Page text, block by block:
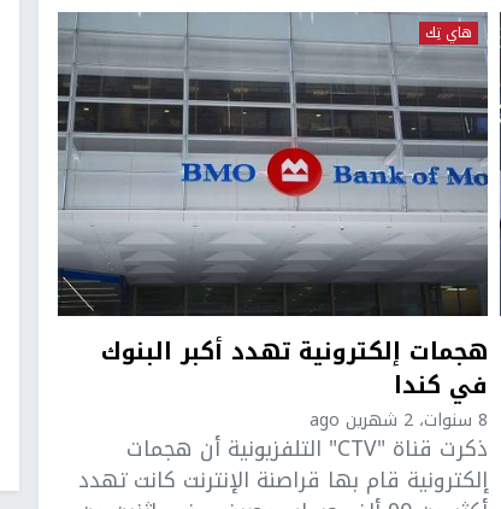
هاي تِك
هجمات إلكترونية تهدد أكبر البنوك
في كندا
8 سنوات، 2 شهرين ago
ذكرت قناة "CTV" التلفزيونية أن هجمات
إلكترونية قام بها قراصنة الإنترنت كانت تهدد